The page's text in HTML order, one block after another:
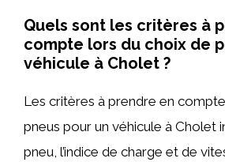
Quels sont les critères à
compte lors du choix de
véhicule à Cholet ?
Les critères à prendre en
pneus pour un véhicule à Cholet
pneu, l’indice de charge et de